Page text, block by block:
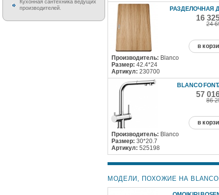
РАЗДЕЛОЧНАЯ
16
24
в
Производитель: Blanco
Размер: 42.4*24
Артикул: 230700
BLANCO
57
86
в
Производитель: Blanco
Размер: 30*20.7
Артикул: 525198
МОДЕЛИ, ПОХОЖИЕ НА BLANCO
Кухонная сантехника ведущих
производителей.